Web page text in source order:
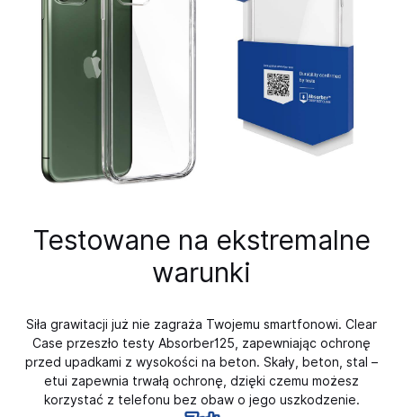
Testowane na ekstremalne
warunki
Siła grawitacji już nie zagraża Twojemu smartfonowi. Clear
Case przeszło testy Absorber125, zapewniając ochronę
przed upadkami z wysokości na beton. Skały, beton, stal –
etui zapewnia trwałą ochronę, dzięki czemu możesz
korzystać z telefonu bez obaw o jego uszkodzenie.